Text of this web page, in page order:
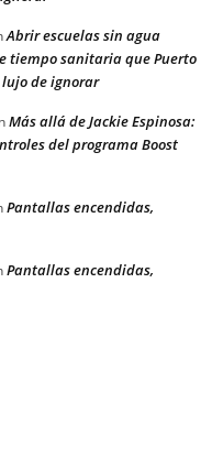
Abrir escuelas sin agua
tiempo sanitaria que Puerto
lujo de ignorar
Más allá de Jackie Espinosa:
del programa Boost
Pantallas encendidas,
Pantallas encendidas,